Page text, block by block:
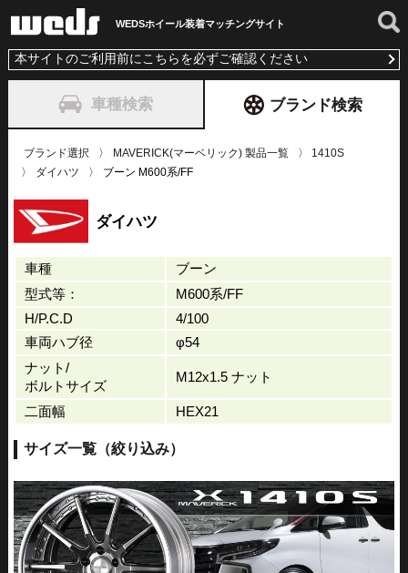
WEDSホイール装着マッチングサイト
本サイトのご利用前にこちらを必ずご確認ください
車種検索 ブランド検索
ブランド選択 MAVERICK(マーベリック) 製品一覧
1410S
ダイハツ
ブーン M600系/FF
ダイハツ
車種
ブーン
型式等：
M600系/FF
H/P.C.D
4/100
車両ハブ径
φ54
ナット/
ボルトサイズ
M12x1.5 ナット
二面幅 HEX21
サイズ一覧（絞り込み）